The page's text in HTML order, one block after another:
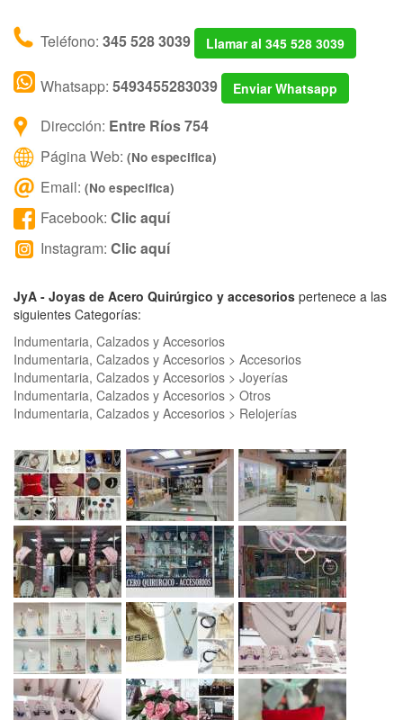
Teléfono: 345 528 3039 Llamar al 345 528 3039
Whatsapp: 5493455283039 Enviar Whatsapp
Dirección: Entre Ríos 754
Página Web: (No especifica)
Email: (No especifica)
Facebook: Clic aquí
Instagram: Clic aquí
JyA - Joyas de Acero Quirúrgico y accesorios pertenece a las
siguientes Categorías:
Indumentaria, Calzados y Accesorios
Indumentaria, Calzados y Accesorios > Accesorios
Indumentaria, Calzados y Accesorios > Joyerías
Indumentaria, Calzados y Accesorios > Otros
Indumentaria, Calzados y Accesorios > Relojerías